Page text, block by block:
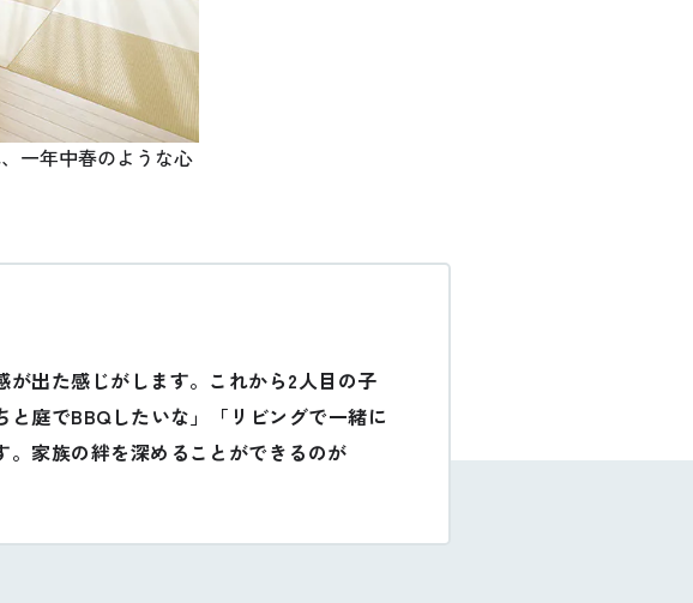
一年中春のような心
出た感じがします。これから2人目の子
庭でBBQしたいな」「リビングで一緒に
家族の絆を深めることができるのが